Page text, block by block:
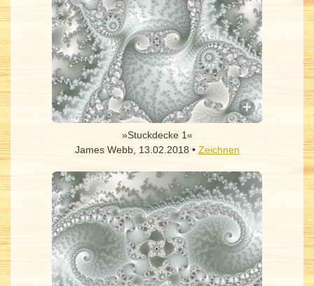
»Stuckdecke 1«
James Webb, 13.02.2018 • Zeichnen